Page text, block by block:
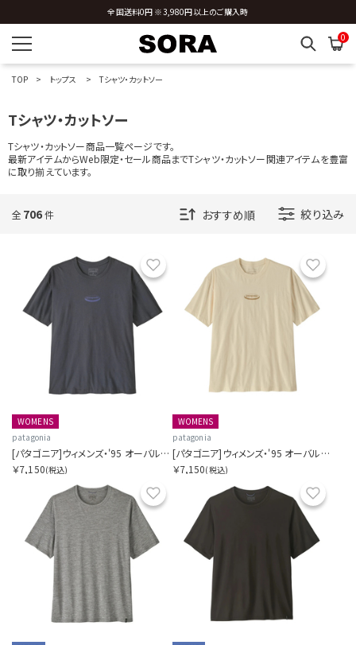
新規会員登録 ※今ならすぐに使える500円分のクーポンプレゼント
0
TOP トップス Tシャツ・カットソー
Tシャツ・カットソー
Tシャツ・カットソー商品一覧ページです。
最新アイテムからWeb限定・セール商品までTシャツ・カットソー関連アイテムを豊富
に取り揃えています。
全 706件 絞り込み
お気に入り
WOMENS
patagonia
[パタゴニア]ウィメンズ・'95 オーバル・ロゴ・オーバーサイズ・Tシャツ
￥7,150(税込)
WOMENS
patagonia
[パタゴニア]ウィメンズ・'95 オーバル・ロゴ・オーバーサイズ・Tシャツ
￥7,150(税込)
お気に入り